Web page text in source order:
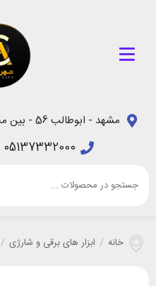
مشهد - ابوطالب 56 - بین محمدزاده17و19 - ساختمان دادآفرین
05137332000
خانه / ابزار های برقی و شارژی /